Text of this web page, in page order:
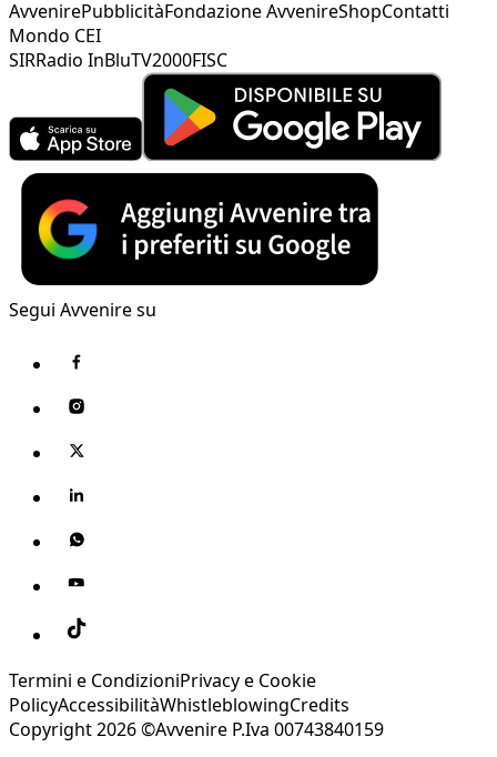
AvvenirePubblicitàFondazione AvvenireShopContatti
Mondo CEI
SIRRadio InBluTV2000FISC
Segui Avvenire su
Termini e CondizioniPrivacy e Cookie
PolicyAccessibilitàWhistleblowingCredits
Copyright 2026 ©Avvenire P.Iva 00743840159